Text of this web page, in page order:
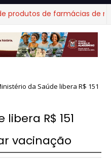
de farmácias de
da Saúde libera R$ 151
R$ 151
vacinação